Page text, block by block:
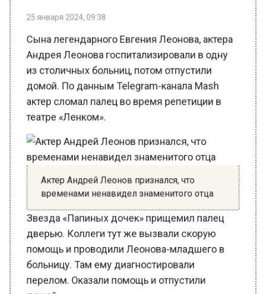
Сына легендарного Евгения Леонова, актера
Андрея Леонова госпитализировали в одну
из столичных больниц, потом отпустили
домой. По данным Telegram-канала Mash
актер сломал палец во время репетиции в
театре «Ленком».
временами ненавидел знаменитого отца
Звезда «Папиных дочек» прищемил палец
дверью. Коллеги тут же вызвали скорую
помощь и проводили Леонова-младшего в
больницу. Там ему диагностировали
перелом. Оказали помощь и отпустили